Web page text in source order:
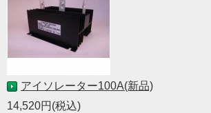
アイソレーター100A(新品)
14,520円(税込)